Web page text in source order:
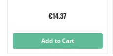
€14.37
Add to Cart